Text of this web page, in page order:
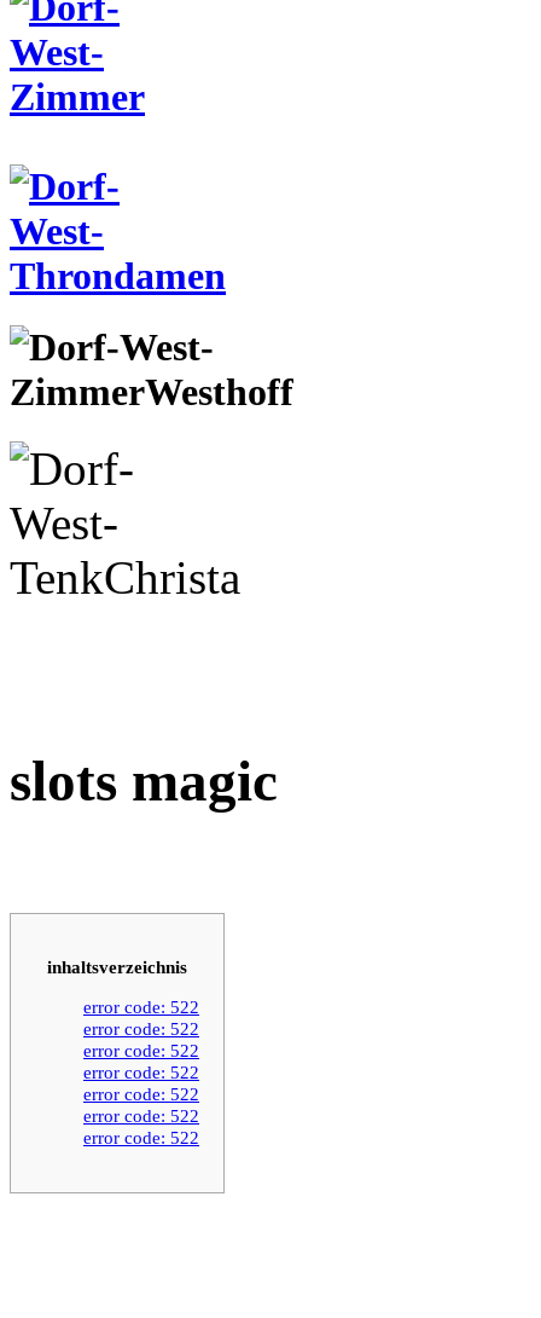
slots magic
inhaltsverzeichnis
error code: 522
error code: 522
error code: 522
error code: 522
error code: 522
error code: 522
error code: 522